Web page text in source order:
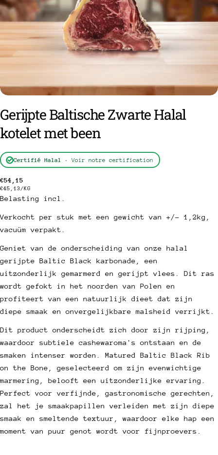
Gerijpte Baltische Zwarte Halal
kotelet met been
Certifié Halal · Voir notre certification
Gebruikelijke
prijs
€54,15
PRIJS
PER
EENHEID
€45,13/PER
KG
Belasting incl.
Verkocht per stuk met een gewicht van +/- 1,2kg,
vacuüm verpakt.
Geniet van de onderscheiding van onze halal
gerijpte Baltic Black karbonade, een
uitzonderlijk gemarmerd en gerijpt vlees. Dit ras
wordt gefokt in het noorden van Polen en
profiteert van een natuurlijk dieet dat zijn
diepe smaak en onvergelijkbare malsheid verrijkt.
Dit product onderscheidt zich door zijn rijping,
waardoor subtiele cashewaroma's ontstaan en de
smaken intenser worden. Matured Baltic Black Rib
on the Bone, geselecteerd om zijn evenwichtige
marmering, belooft een uitzonderlijke ervaring.
Perfect voor verfijnde, gastronomische gerechten,
zal het je smaakpapillen verleiden met zijn diepe
smaak en smeltende textuur, waardoor elke hap een
moment van puur genot wordt voor fijnproevers.
Deel
Deel
op
Facebook
Delen
op
X
Pin
op
Pinterest
Uw
Uw
Uw
bericht
Velden met een * zijn verplicht.
Stuur een vraag